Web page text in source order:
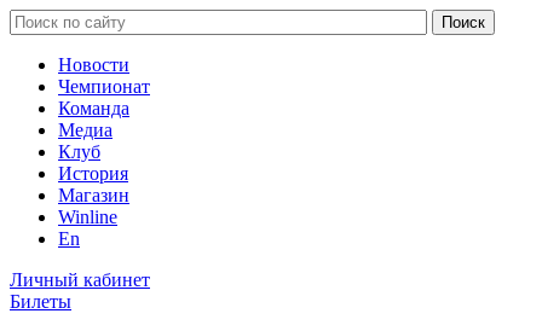
Новости
Чемпионат
Команда
Медиа
Клуб
История
Магазин
Winline
En
Личный кабинет
Билеты